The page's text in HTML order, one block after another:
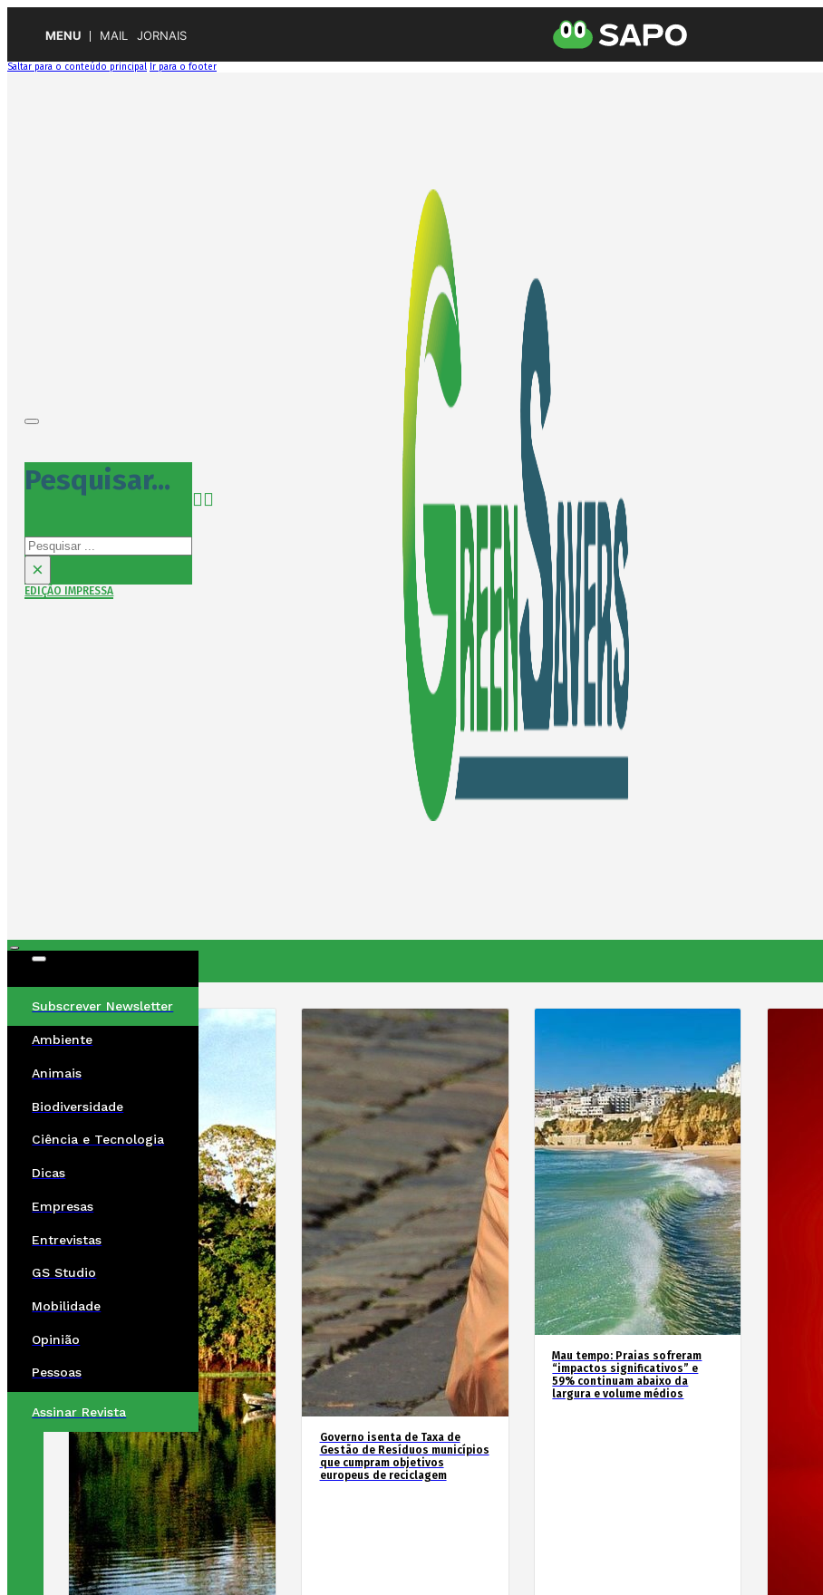
MENU MAIL JORNAIS
Saltar para o conteúdo principal Ir para o footer
Pesquisar...
Pesquisar
×
EDIÇÃO IMPRESSA
Subscrever Newsletter
Ambiente
Animais
Biodiversidade
Ciência e Tecnologia
Dicas
Empresas
Entrevistas
GS Studio
Mobilidade
Opinião
Pessoas
Assinar Revista
Governo isenta de Taxa de
Gestão de Resíduos municípios
que cumpram objetivos
europeus de reciclagem
Mau tempo: Praias sofreram
“impactos significativos” e
59% continuam abaixo da
largura e volume médios